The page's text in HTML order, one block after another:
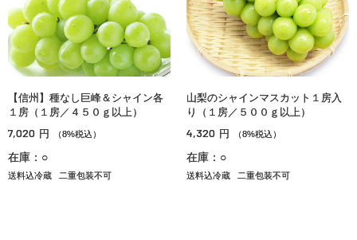
【信州】種なし巨峰＆シャイン各
１房（１房／４５０ｇ以上）
7,020 円 （8%税込）
在庫：○
送料込冷蔵 二重包装不可
山梨のシャインマスカット１房入
り（１房／５００ｇ以上）
4,320 円 （8%税込）
在庫：○
送料込冷蔵 二重包装不可